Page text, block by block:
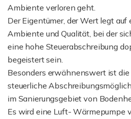
Ambiente verloren geht.
Der Eigentümer, der Wert legt
Ambiente und Qualität, bei der
eine hohe Steuerabschreibung
begeistert sein.
Besonders erwähnenswert ist die
steuerliche
im Sanierungsgebiet von
Es wird eine Luft- Wärmepumpe